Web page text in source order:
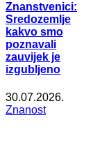
Znanstvenici:
Sredozemlje
kakvo smo
poznavali
zauvijek je
izgubljeno
30.07.2026.
Znanost